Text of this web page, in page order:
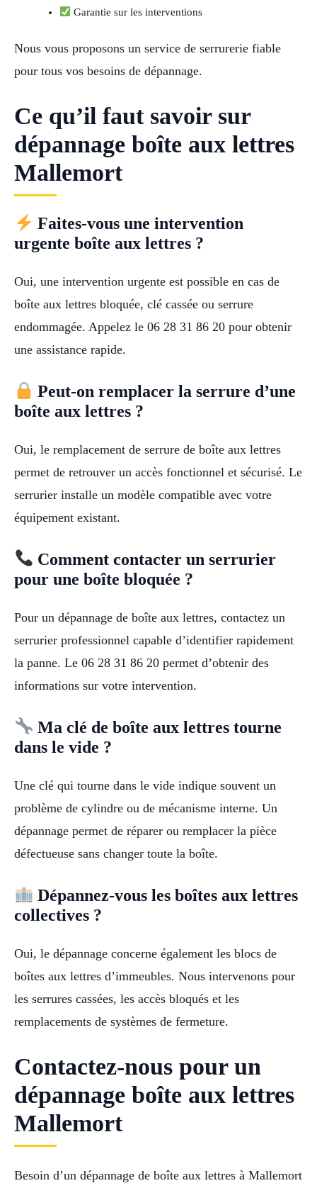
Garantie sur les interventions
Nous vous proposons un service de serrurerie fiable
pour tous vos besoins de dépannage.
Ce qu’il faut savoir sur
dépannage boîte aux lettres
Mallemort
Faites-vous une intervention
urgente boîte aux lettres ?
Oui, une intervention urgente est possible en cas de
boîte aux lettres bloquée, clé cassée ou serrure
endommagée. Appelez le 06 28 31 86 20 pour obtenir
une assistance rapide.
Peut-on remplacer la serrure d’une
boîte aux lettres ?
Oui, le remplacement de serrure de boîte aux lettres
permet de retrouver un accès fonctionnel et sécurisé. Le
serrurier installe un modèle compatible avec votre
équipement existant.
Comment contacter un serrurier
pour une boîte bloquée ?
Pour un dépannage de boîte aux lettres, contactez un
serrurier professionnel capable d’identifier rapidement
la panne. Le 06 28 31 86 20 permet d’obtenir des
informations sur votre intervention.
Ma clé de boîte aux lettres tourne
dans le vide ?
Une clé qui tourne dans le vide indique souvent un
problème de cylindre ou de mécanisme interne. Un
dépannage permet de réparer ou remplacer la pièce
défectueuse sans changer toute la boîte.
Dépannez-vous les boîtes aux lettres
collectives ?
Oui, le dépannage concerne également les blocs de
boîtes aux lettres d’immeubles. Nous intervenons pour
les serrures cassées, les accès bloqués et les
remplacements de systèmes de fermeture.
Contactez-nous pour un
dépannage boîte aux lettres
Mallemort
Besoin d’un dépannage de boîte aux lettres à Mallemort